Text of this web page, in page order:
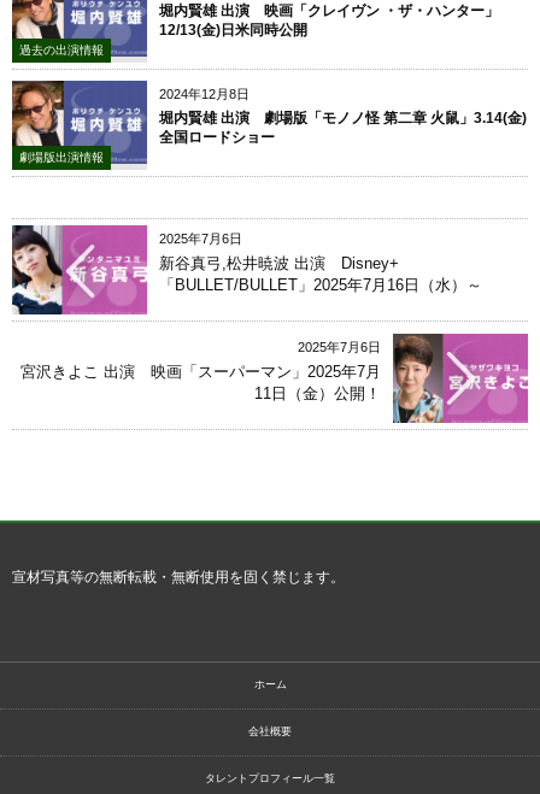
過去の出演情報
堀内賢雄 出演 映画「クレイヴン ・ザ・ハンター」
12/13(金)日米同時公開
2024年12月8日
劇場版出演情報
堀内賢雄 出演 劇場版「モノノ怪 第二章 火鼠」3.14(金)
全国ロードショー
2025年7月6日
新谷真弓,松井暁波 出演 Disney+
「BULLET/BULLET」2025年7月16日（水）～
2025年7月6日
宮沢きよこ 出演 映画「スーパーマン」2025年7月
11日（金）公開！
宣材写真等の無断転載・無断使用を固く禁じます。
ホーム
会社概要
タレントプロフィール一覧